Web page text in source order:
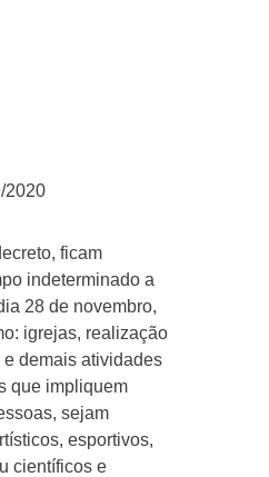
2020
ficam
indeterminado a
28 de novembro,
igrejas, realização
demais atividades
que impliquem
sejam
esportivos,
científicos e